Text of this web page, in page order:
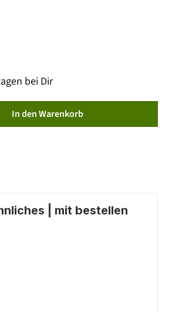
bei Dir
In den Warenkorb
| mit bestellen